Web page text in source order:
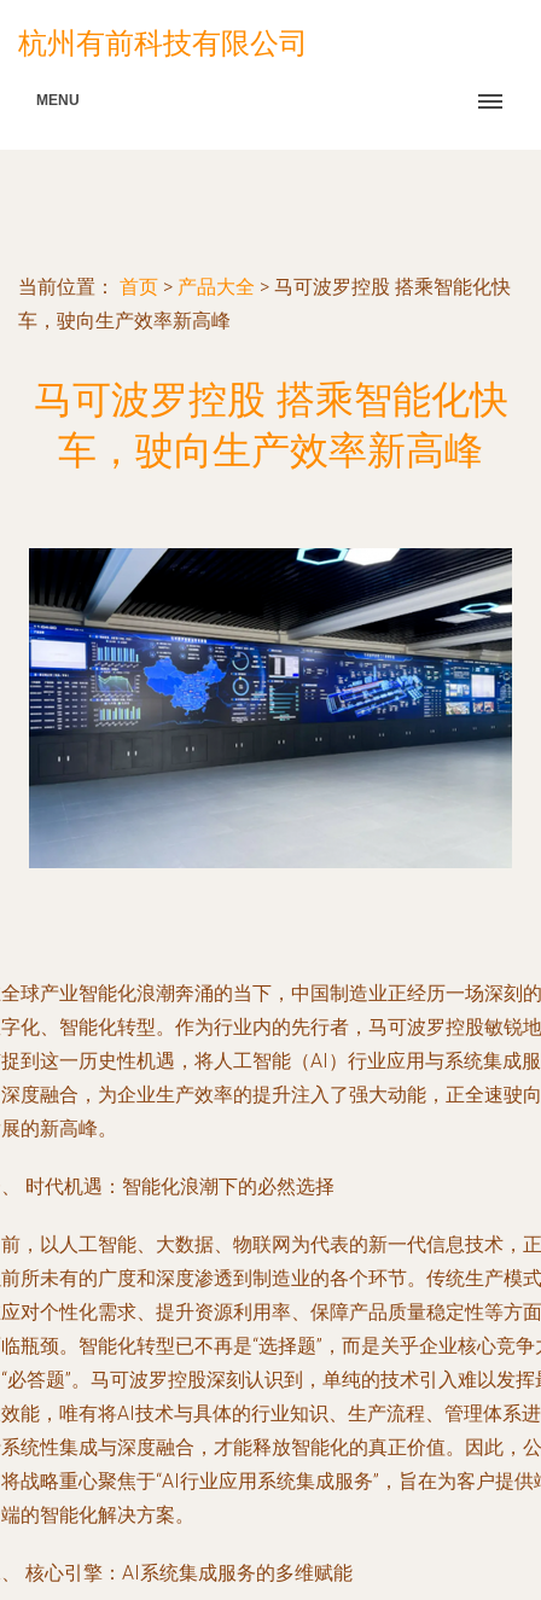
杭州有前科技有限公司
MENU
当前位置： 首页 > 产品大全 > 马可波罗控股 搭乘智能化快
车，驶向生产效率新高峰
马可波罗控股 搭乘智能化快
车，驶向生产效率新高峰
球产业智能化浪潮奔涌的当下，中国制造业正经历一场深刻的
化、智能化转型。作为行业内的先行者，马可波罗控股敏锐地
到这一历史性机遇，将人工智能（AI）行业应用与系统集成服
度融合，为企业生产效率的提升注入了强大动能，正全速驶向
的新高峰。
时代机遇：智能化浪潮下的必然选择
，以人工智能、大数据、物联网为代表的新一代信息技术，正
所未有的广度和深度渗透到制造业的各个环节。传统生产模式
对个性化需求、提升资源利用率、保障产品质量稳定性等方面
瓶颈。智能化转型已不再是“选择题”，而是关乎企业核心竞争
必答题”。马可波罗控股深刻认识到，单纯的技术引入难以发挥
能，唯有将AI技术与具体的行业知识、生产流程、管理体系进
统性集成与深度融合，才能释放智能化的真正价值。因此，公
战略重心聚焦于“AI行业应用系统集成服务”，旨在为客户提供
的智能化解决方案。
核心引擎：AI系统集成服务的多维赋能